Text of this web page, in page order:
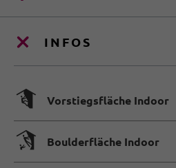
INFOS
🄰 Vorstiegsfläche Indoor
🅗 Boulderfläche Indoor